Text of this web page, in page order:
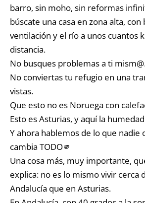
barro, sin moho, sin reformas
búscate una casa en zona alta,
ventilación y el río a unos cuantos
distancia.
No busques problemas a ti
No conviertas tu refugio en una
vistas.
Que esto no es Noruega con
Esto es Asturias, y aquí la
Y ahora hablemos de lo que nadie
cambia TODO🫵
Una cosa más, muy importante,
explica: no es lo mismo vivir cerca
Andalucía que en Asturias.